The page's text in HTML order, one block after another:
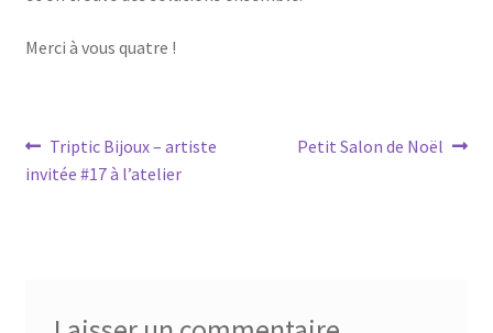
Merci à vous quatre !
Navigation
de
Article
précédent :
Triptic Bijoux – artiste
invitée #17 à l’atelier
Article
Petit Salon de Noël